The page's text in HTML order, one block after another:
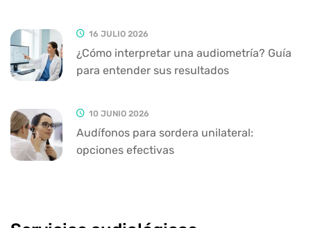
16 JULIO 2026
¿Cómo interpretar una audiometría? Guía
para entender sus resultados
10 JUNIO 2026
Audífonos para sordera unilateral:
opciones efectivas